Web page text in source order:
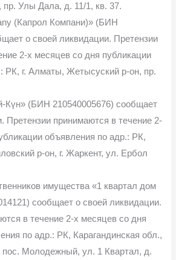
пр. Улы Дала, д. 11/1, кв. 37.
(Капрол Компани)» (БИН
о своей ликвидации. Претензии
2-х месяцев со дня публикации
РК, г. Алматы, Жетысуский р-он, пр.
Күн» (БИН 210540005676) сообщает
Претензии принимаются в течение 2-
объявления по адр.: РК,
р-он, г. Жаркент, ул. Ербол
имущества «1 квартал дом
сообщает о своей ликвидации.
в течение 2-х месяцев со дня
по адр.: РК, Карагандинская обл.,
пос. Молодежный, ул. 1 Квартал, д.